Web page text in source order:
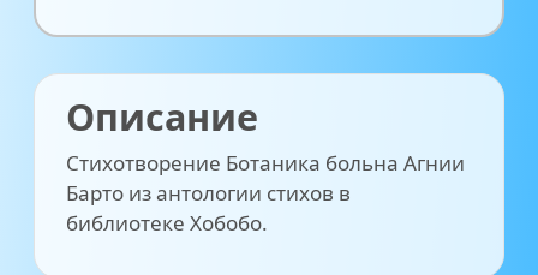
Описание
Стихотворение Ботаника больна Агнии
Барто из антологии стихов в
библиотеке Хобобо.